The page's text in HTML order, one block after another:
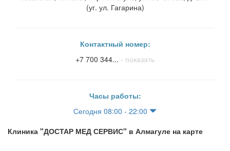
(уг. ул. Гагарина)
Контактный номер:
+7 700 344... - показать
Часы работы:
Сегодня 08:00 - 22:00
Клиника "ДОСТАР МЕД СЕРВИС" в Алмагуле на карте